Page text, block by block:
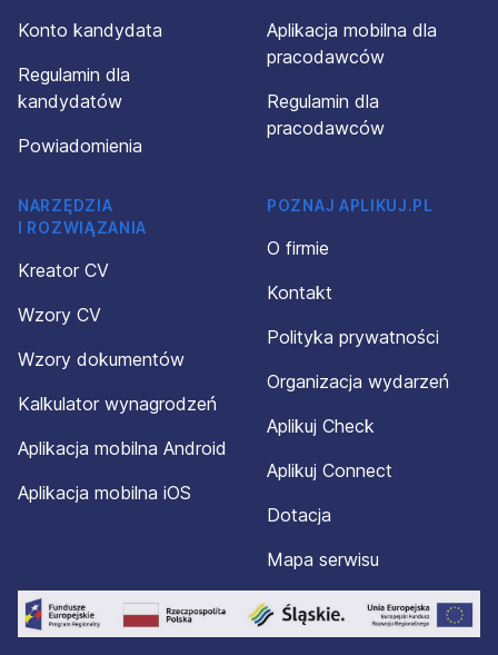
Konto kandydata
Regulamin dla
kandydatów
Powiadomienia
Aplikacja mobilna dla
pracodawców
Regulamin dla
pracodawców
NARZĘDZIA
I ROZWIĄZANIA
Kreator CV
Wzory CV
Wzory dokumentów
Kalkulator wynagrodzeń
Aplikacja mobilna Android
Aplikacja mobilna iOS
POZNAJ APLIKUJ.PL
O firmie
Kontakt
Polityka prywatności
Organizacja wydarzeń
Aplikuj Check
Aplikuj Connect
Dotacja
Mapa serwisu